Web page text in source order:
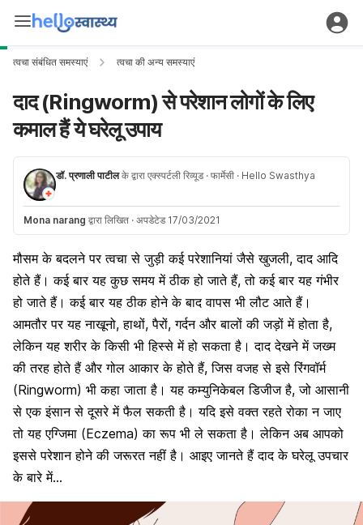
त्वचा संबंधित समस्याएं त्वचा की अन्य समस्याएं
दाद (Ringworm) से परेशान लोगों के लिए
कमाल हैं ये घरेलू उपाय
डॉ. प्रणाली पाटीलके द्वारा एक्स्पर्टली रिव्यूड · फार्मेसी · Hello Swasthya
Mona narang द्वारा लिखित · अपडेटेड 17/03/2021
मौसम के बदलने पर त्वचा से जुड़ी कई परेशानियां जैसेखुजली, दाद आदि
होते हैं। कई बार यह कुछ समय में ठीक हो जाते हैं, तो कई बार यह गंभीर
हो जाते हैं। कई बार यह ठीक होने के बाद वापस भी लौट आते हैं।
आमतौर पर यह नाखूनो, हाथों, पैरों, गर्दन और बालों की जड़ों में होता है,
लेकिन यह शरीर के किसी भी हिस्से में हो सकता है। दाद देखने में जख्म
की तरह होते हैं और गोल आकार के होते हैं, जिस वजह से इसे रिंगवॉर्म
(Ringworm) भी कहा जाता है। यह कम्युनिकेबल डिजीज है, जो आसानी
से एक इंसान से दूसरे में फैल सकती है। यदि इसे वक्त रहते रोका न जाए
तो यह एग्जिमा (Eczema) का रूप भी ले सकता है। लेकिन अब आपको
इससे परेशान होने की जरूरत नहीं है। आइए जानते हैं दाद के घरेलू उपचार
के बारे में…